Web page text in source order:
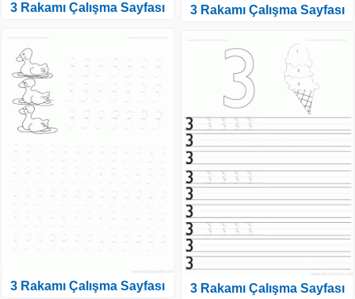
3 Rakamı Çalışma Sayfası
3 Rakamı Çalışma Sayfası
3 Rakamı Çalışma Sayfası
3 Rakamı Çalışma Sayfası